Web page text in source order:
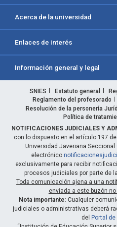
Acerca de la universidad
Enlaces de interés
Información general y legal
SNIES Estatuto general
Reglamento del profesorado
Resolución de la personería
Política de
NOTIFICACIONES JUDICIALES Y
con lo dispuesto en el artículo 197
Universidad Javeriana
electrónico
exclusivamente para recibir
procesos judiciales por parte de
Toda comunicación ajena a una
enviada a este buzón
Nota importante: Cualquier
judiciales o administrativas deberá
del Portal de